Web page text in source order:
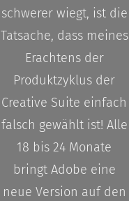
schwerer wiegt, ist die
Tatsache, dass meines
Erachtens der
Produktzyklus der
Creative Suite einfach
falsch gewählt ist! Alle
18 bis 24 Monate
bringt Adobe eine
neue Version auf den